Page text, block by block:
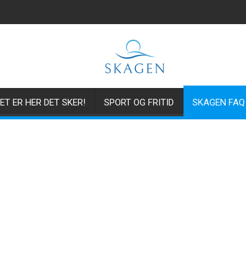
ER HER DET SKER! SPORT OG FRITID SKAGEN FAQ